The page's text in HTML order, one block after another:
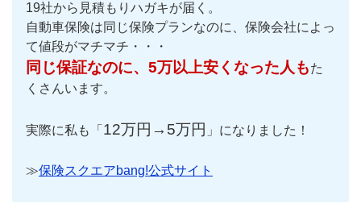
19社から見積もりハガキが届く。
自動車保険は同じ保険プランなのに、保険会社によっ
て値段がマチマチ・・・
同じ保証なのに、5万以上安くなった人もた
くさんいます。
実際に私も「 12万円→5万円 」になりました！
≫保険スクエアbang!公式サイト